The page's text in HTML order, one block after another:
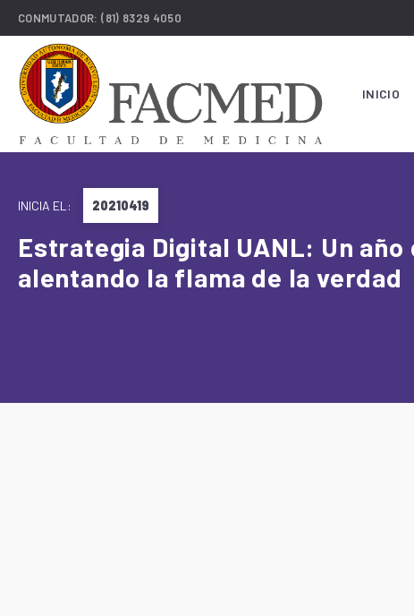
CONMUTADOR:(81) 8329 4050
INICIO
INICIA EL: 20210419
Estrategia Digital UANL: Un
alentando la flama de la verdad